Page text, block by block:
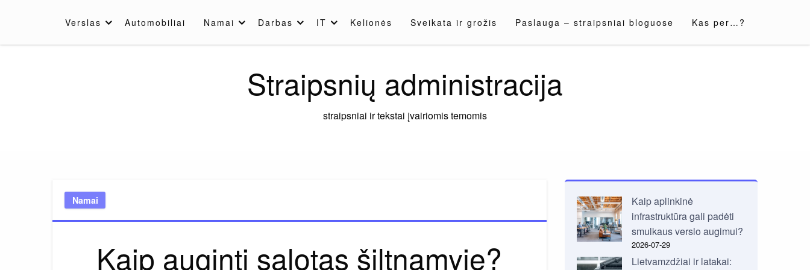
Verslas Automobiliai Namai Darbas IT Kelionės Sveikata ir grožis Paslauga – straipsniai bloguose Kas per…?
Straipsnių administracija
straipsniai ir tekstai įvairiomis temomis
Namai
Kaip auginti salotas šiltnamyje?
Kaip aplinkinė
infrastruktūra gali padėti
smulkaus verslo augimui?
2026-07-29
Lietvamzdžiai ir latakai: